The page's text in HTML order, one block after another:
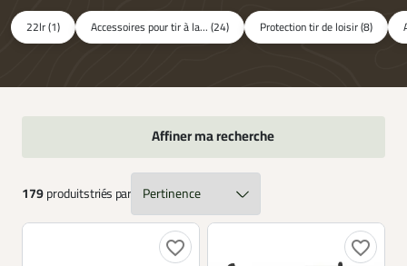
CO2, des répliques, ainsi que des équipements de
protection et cibles. Parmi les marques phares : Gamo®,
UMAREX®, Browning®, Walther®. En alliant
Que vous soyez débutant ou tireur occasionnel, cette
22lr (1) Accessoires pour tir à la... (24) Protection tir de loisir (8)
Affiner ma recherche
179produitstriés par
favorite_border favorite_border